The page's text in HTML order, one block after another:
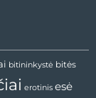
bitininkystė bitės
erotinis esė